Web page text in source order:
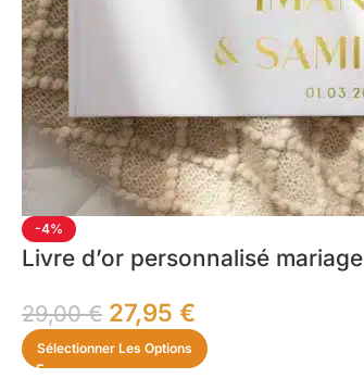
-4%
Livre d’or personnalisé mariage
29,00€ 27,95 €
Sélectionner Les Options